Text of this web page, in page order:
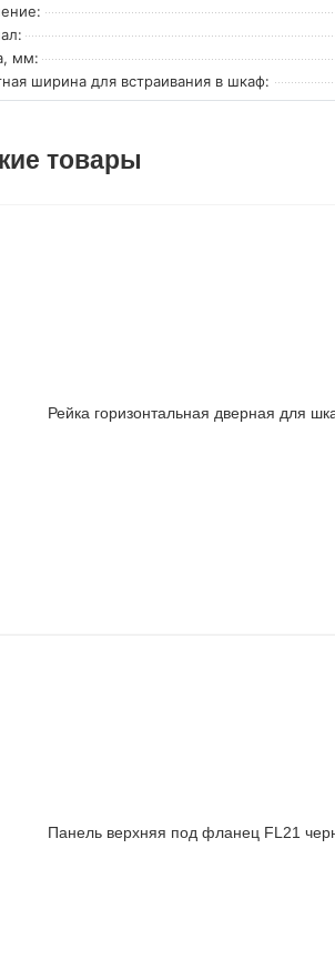
мм:
ширина для встраивания в шкаф:
товары
Рейка горизонтальная дверная для
Панель верхняя под фланец FL21